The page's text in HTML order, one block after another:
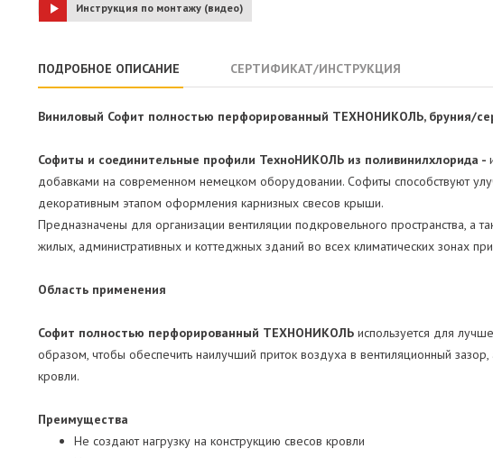
Инструкция по монтажу (видео)
ПОДРОБНОЕ ОПИСАНИЕ СЕРТИФИКАТ/ИНСТРУКЦИЯ
Виниловый Софит полностью перфорированный ТЕХНОНИКОЛЬ, бруния/
Софиты и соединительные профили ТехноНИКОЛЬ из поливинилхлорида -
добавками на современном немецком оборудовании. Софиты способствуют
декоративным этапом оформления карнизных свесов крыши.
Предназначены для организации вентиляции подкровельного пространства,
жилых, административных и коттеджных зданий во всех климатических зонах
Область применения
Софит полностью перфорированный ТЕХНОНИКОЛЬ используется для
образом, чтобы обеспечить наилучший приток воздуха в вентиляционный
кровли.
Преимущества
Не создают нагрузку на конструкцию свесов кровли